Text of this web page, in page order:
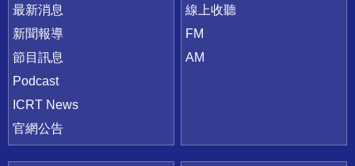
最新消息
新聞報導
節目訊息
Podcast
ICRT News
官網公告
線上收聽
FM
AM